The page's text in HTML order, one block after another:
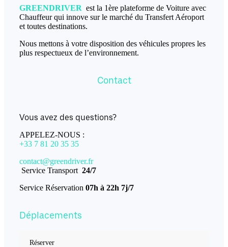
GREENDRIVER est la 1ère plateforme de Voiture avec
Chauffeur qui innove sur le marché du Transfert Aéroport
et toutes destinations.
Nous mettons à votre disposition des véhicules propres les
plus respectueux de l’environnement.
Contact
Vous avez des questions?
APPELEZ-NOUS :
+33 7 81 20 35 35
contact@greendriver.fr
Service Transport 24/7
Service Réservation 07h à 22h 7j/7
Déplacements
Réserver